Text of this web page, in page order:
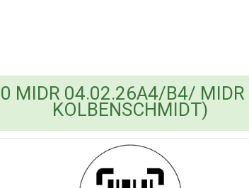
MIDR 04.02.26A4/B4/
KOLBENSCHMIDT)